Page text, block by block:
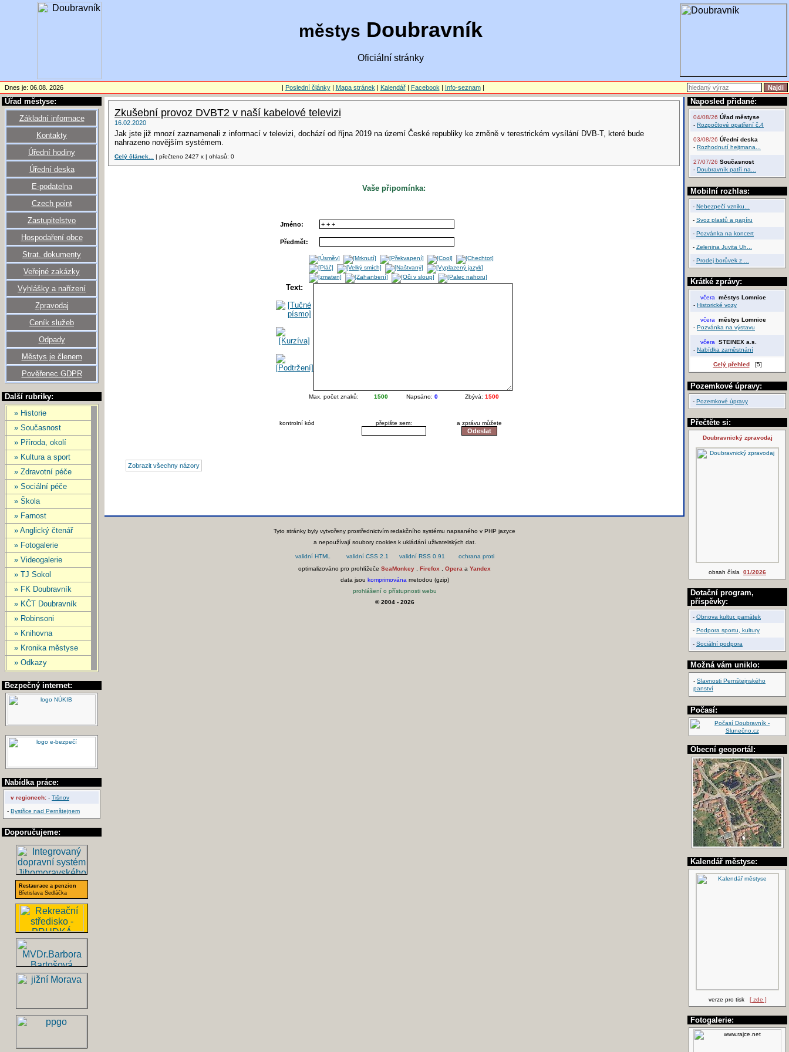
městys Doubravník
Oficiální stránky
Dnes je: 06.08. 2026 | Poslední články| Mapa stránek | Kalendář| Facebook | Info-seznam|
Úřad městyse:
Základní informace
Kontakty
Úřední hodiny
Úřední deska
E-podatelna
Czech point
Zastupitelstvo
Hospodaření obce
Strat. dokumenty
Veřejné zakázky
Vyhlášky a nařízení
Zpravodaj
Ceník služeb
Odpady
Městys je členem
Pověřenec GDPR
Další rubriky:
» Historie
» Současnost
» Příroda, okolí
» Kultura a sport
» Zdravotní péče
» Sociální péče
» Škola
» Farnost
» Anglický čtenář
» Fotogalerie
» Videogalerie
» TJ Sokol
» FK Doubravník
» KČT Doubravník
» Robinsoni
» Knihovna
» Kronika městyse
» Odkazy
Bezpečný internet:
Nabídka práce:
v regionech: - Tišnov
- Bystřice nad Pernštejnem
Doporučujeme:
Restaurace a penzion
Břetislava Sedláčka
Naposled přidané:
04/08/26 Úřad městyse
- Rozpočtové opatření č.4
03/08/26 Úřední deska
- Rozhodnutí hejtmana...
27/07/26 Současnost
- Doubravník patří na...
Mobilní rozhlas:
- Nebezpečí vzniku...
- Svoz plastů a papíru
- Pozvánka na koncert
- Zelenina Juvita Uh...
- Prodej borůvek z ...
Krátké zprávy:
včera městys Lomnice
- Historické vozy
včera městys Lomnice
- Pozvánka na výstavu
včera STEINEX a.s.
- Nabídka zaměstnání
Celý přehled[5]
Pozemkové úpravy:
- Pozemkové úpravy
Přečtěte si:
Doubravnický zpravodaj
obsah čísla 01/2026
Dotační program,
příspěvky:
- Obnova kultur. památek
- Podpora sportu, kultury
- Sociální podpora
Možná vám uniklo:
- Slavnosti Pernštejnského
panství
Počasí:
Obecní geoportál:
Kalendář městyse:
verze pro tisk [ zde ]
Fotogalerie:
Zkušební provoz DVBT2 v naší kabelové televizi
16.02.2020
Jak jste již mnozí zaznamenali z informací v televizi, dochází od října 2019 na území České republiky ke změně v terestrickém vysílání DVB-T, které bude
nahrazeno novějším systémem.
Celý článek... | přečteno 2427 x | ohlasů: 0
Vaše připomínka:
Jméno:
Předmět:
Text:
Max. počet znaků: 1500 Napsáno: 0 Zbývá: 1500
kontrolní kód přepište sem: a zprávu můžete
Tyto stránky byly vytvořeny prostřednictvím redakčního systému napsaného v PHP jazyce
a nepoužívají soubory cookies k ukládání uživatelských dat.
optimalizováno pro prohlížeče SeaMonkey Firefox Opera a Yandex
data jsou komprimována metodou (gzip)
prohlášení o přístupnosti webu
© 2004 - 2026